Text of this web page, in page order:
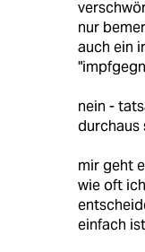
nur
auch ein
nein -
durchaus
mir geht
wie oft
einfach